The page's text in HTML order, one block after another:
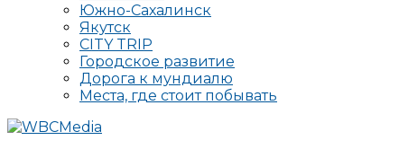
Южно-Сахалинск
Якутск
CITY TRIP
Городское развитие
Дорога к мундиалю
Места, где стоит побывать